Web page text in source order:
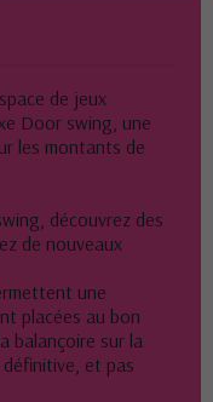
de jeux
Door swing, une
les montants de
découvrez des
de nouveaux
une
placées au bon
balançoire sur la
et pas